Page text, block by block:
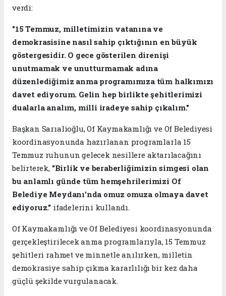
verdi:
"15 Temmuz, milletimizin vatanına ve
demokrasisine nasıl sahip çıktığının en büyük
göstergesidir. O gece gösterilen direnişi
unutmamak ve unutturmamak adına
düzenlediğimiz anma programımıza tüm halkımızı
davet ediyorum. Gelin hep birlikte şehitlerimizi
dualarla analım, milli iradeye sahip çıkalım."
Başkan Sarıalioğlu, Of Kaymakamlığı ve Of Belediyesi
koordinasyonunda hazırlanan programlarla 15
Temmuz ruhunun gelecek nesillere aktarılacağını
belirterek, "Birlik ve beraberliğimizin simgesi olan
bu anlamlı günde tüm hemşehrilerimizi Of
Belediye Meydanı'nda omuz omuza olmaya davet
ediyoruz." ifadelerini kullandı.
Of Kaymakamlığı ve Of Belediyesi koordinasyonunda
gerçekleştirilecek anma programlarıyla, 15 Temmuz
şehitleri rahmet ve minnetle anılırken, milletin
demokrasiye sahip çıkma kararlılığı bir kez daha
güçlü şekilde vurgulanacak.